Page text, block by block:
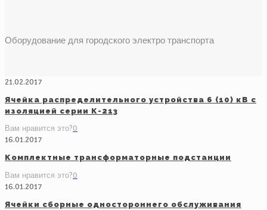
Оборудование для городского электро транспорта
21.02.2017
Ячейка распределительного устройства 6 (10) кВ с
изоляцией серии К-213
Вам нравится это?0
16.01.2017
Комплектные трансформаторные подстанции
Вам нравится это?0
16.01.2017
Ячейки сборные одностороннего обслуживания